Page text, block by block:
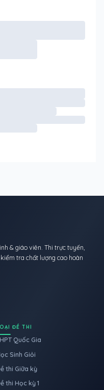
& giáo viên. Thi trực tuyến,
tra chất lượng cao hoàn
ĐỀ THI
Quốc Gia
Sinh Giỏi
thi Giữa kỳ
thi Học kỳ 1